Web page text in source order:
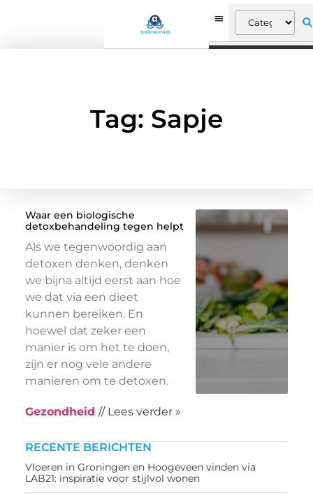
Tag: Sapje
RECENTE BERICHTEN
Vloeren in Groningen en Hoogeveen vinden via
LAB21: inspiratie voor stijlvol wonen
Waar een biologische
detoxbehandeling tegen helpt
Als we tegenwoordig aan
detoxen denken, denken
we bijna altijd eerst aan hoe
we dat via een dieet
kunnen bereiken. En
hoewel dat zeker een
manier is om het te doen,
zijn er nog vele andere
manieren om te detoxen.
Gezondheid // Lees verder »